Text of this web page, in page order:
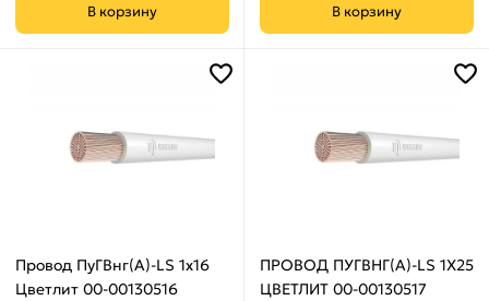
В корзину В корзину
Провод ПуГВнг(А)-LS 1х16
Цветлит 00-00130516
ПРОВОД ПУГВНГ(А)-LS 1Х25
ЦВЕТЛИТ 00-00130517